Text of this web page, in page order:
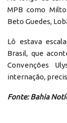
MPB como
Beto Guedes,
Lô estava
Brasil, que
Convenções
internação,
Fonte: Bahia